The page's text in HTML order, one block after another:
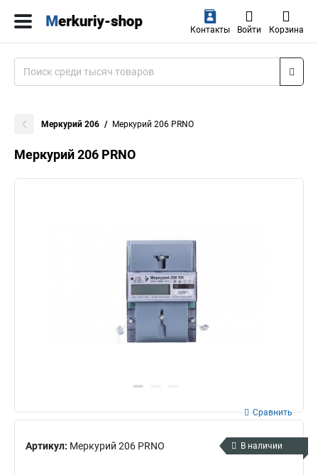
Контакты Войти Корзина
Меркурий 206 Меркурий 206 PRNO
Меркурий 206 PRNO
Артикул: Меркурий 206 PRNO
Сравнить
В наличии